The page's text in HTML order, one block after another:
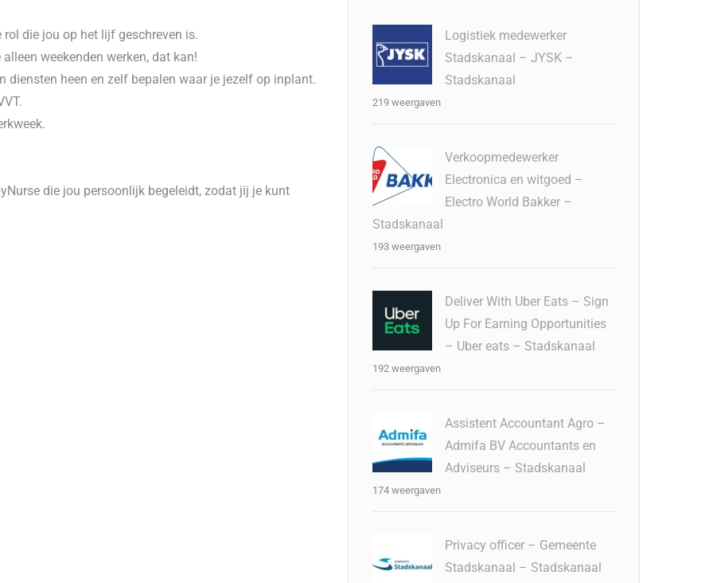
die jou op het lijf geschreven is.
weekenden werken, dat kan!
diensten heen en zelf bepalen waar je jezelf op inplant.
die jou persoonlijk begeleidt, zodat jij je kunt
Logistiek medewerker
Stadskanaal – JYSK –
Stadskanaal
219 weergaven
Verkoopmedewerker
Electronica en witgoed –
Electro World Bakker –
Stadskanaal
193 weergaven
Deliver With Uber Eats – Sign
Up For Earning Opportunities
– Uber eats – Stadskanaal
192 weergaven
Assistent Accountant Agro –
Admifa BV Accountants en
Adviseurs – Stadskanaal
174 weergaven
Privacy officer – Gemeente
Stadskanaal – Stadskanaal